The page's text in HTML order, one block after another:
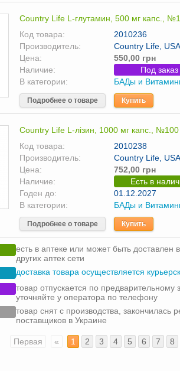
Country Life L-глутамин, 500 мг капс.,
Код товара:
2010236
Производитель:
Country Life, USA
Цена:
550,00 грн
Наличие:
Под заказ
В категории:
БАДы и
Подробнее о товаре Купить
Country Life L-лізин, 1000 мг капс., №100
Код товара:
2010238
Производитель:
Country Life, USA
Цена:
752,00 грн
Наличие:
Есть в
Годен до:
01.12.2027
В категории:
БАДы и
Подробнее о товаре Купить
есть в аптеке или может быть доставлен
других аптек сети
доставка товара осуществляется
товар отпускается по предварительному
уточняйте у оператора по телефону
товар снят с производства, закончилась
поставщиков в Украине
Первая « 1 2 3 4 5 6 7 8